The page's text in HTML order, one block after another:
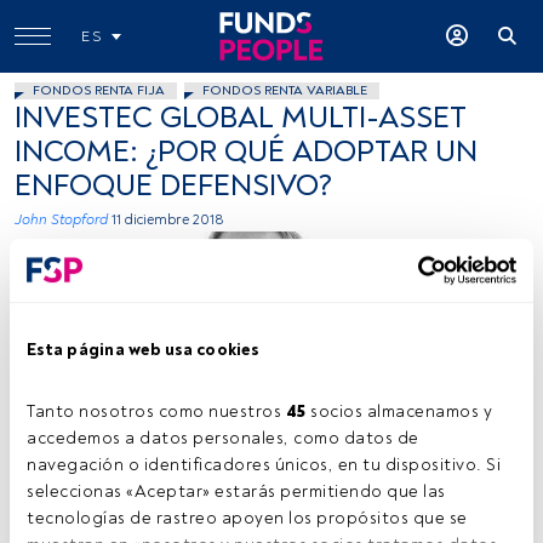
Esta página web usa cookies
Tanto nosotros como nuestros 45 socios almacenamos y
accedemos a datos personales, como datos de
navegación o identificadores únicos, en tu dispositivo. Si
seleccionas «Aceptar» estarás permitiendo que las
tecnologías de rastreo apoyen los propósitos que se
ES
FONDOS RENTA FIJA FONDOS RENTA VARIABLE
INVESTEC GLOBAL MULTI-ASSET
INCOME: ¿POR QUÉ ADOPTAR UN
ENFOQUE DEFENSIVO?
John Stopford 11 diciembre 2018
Cedida por Investec AM